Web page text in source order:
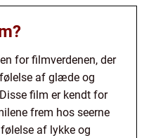
for filmverdenen, der
af glæde og
film er kendt for
frem hos seerne
af lykke og